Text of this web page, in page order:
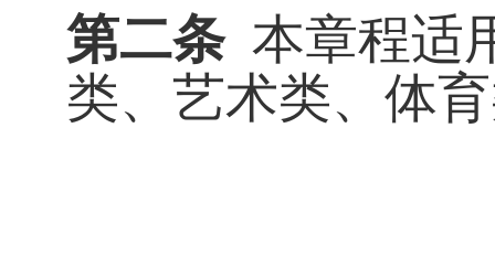
第二条 本章程适
类、艺术类、体